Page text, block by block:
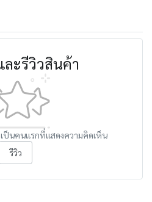
ะรีวิวสินค้า
ป็นคนแรกที่แสดงความคิดเห็น
รีวิว